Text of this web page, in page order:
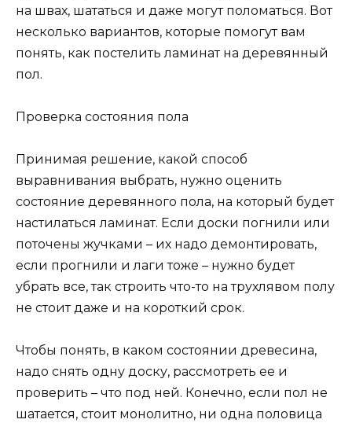
на швах, шататься и даже могут поломаться. Вот
несколько вариантов, которые помогут вам
понять, как постелить ламинат на деревянный
пол.
Проверка состояния пола
Принимая решение, какой способ
выравнивания выбрать, нужно оценить
состояние деревянного пола, на который будет
настилаться ламинат. Если доски погнили или
поточены жучками – их надо демонтировать,
если прогнили и лаги тоже – нужно будет
убрать все, так строить что-то на трухлявом полу
не стоит даже и на короткий срок.
Чтобы понять, в каком состоянии древесина,
надо снять одну доску, рассмотреть ее и
проверить – что под ней. Конечно, если пол не
шатается, стоит монолитно, ни одна половица